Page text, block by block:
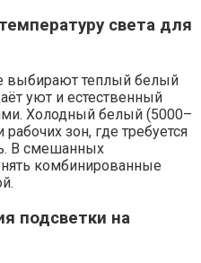
света для
теплый белый
уют и естественный
Холодный белый (5000–
зон, где требуется
В смешанных
комбинированные
подсветки на